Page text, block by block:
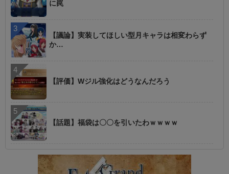
に罠
【議論】実装してほしい型月キャラは相変わらず
か…
【評価】Wジル強化はどうなんだろう
【話題】福袋は〇〇を引いたわｗｗｗｗ